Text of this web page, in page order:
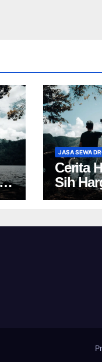
JASA SEWA
Cerita
Sih